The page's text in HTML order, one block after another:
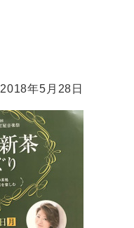
2018年5月28日